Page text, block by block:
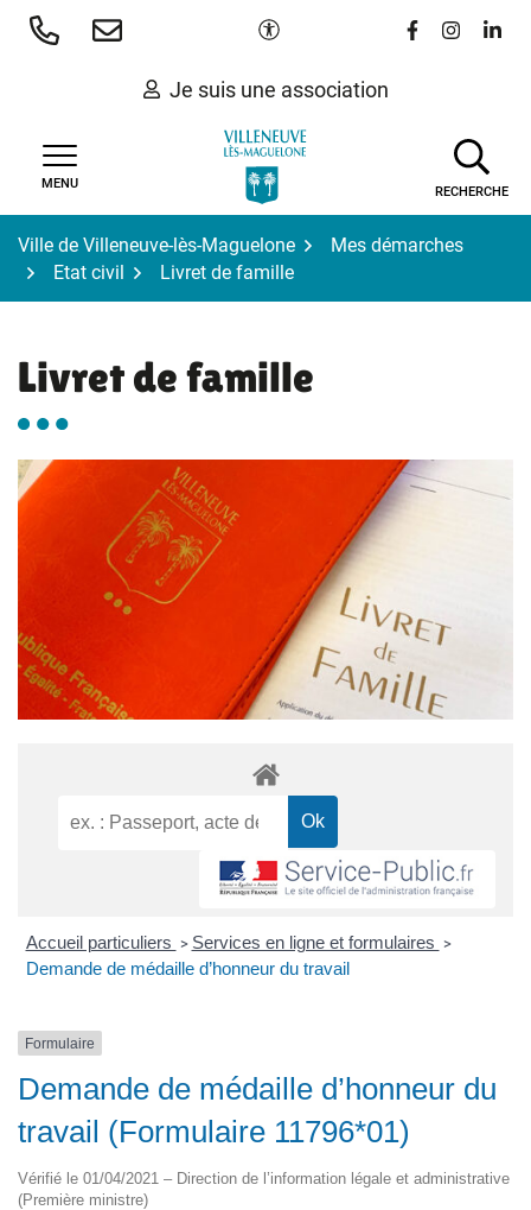
Aller
Paramètres d'accessibilité
Lien vers le
Lien vers
Lien
Je suis une association
MENU
RECHERCHE
Ville de Villeneuve-lès-Maguelone
Mes démarches
Etat civil
Livret de famille
Livret de famille
Accueil particuliers > Services en ligne et formulaires >
Demande de médaille d’honneur du travail
Formulaire
Demande de médaille d’honneur du
travail (Formulaire 11796*01)
Vérifié le 01/04/2021 – Direction de l’information légale et administrative
(Première ministre)